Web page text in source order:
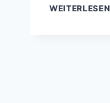
WEITERLESEN